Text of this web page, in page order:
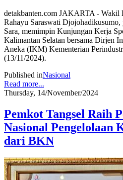
detakbanten.com JAKARTA -
Rahayu Saraswati
Sara, memimpin Kunjungan Kerja
Kalimantan Selatan bersama Dirjen
Aneka (IKM) Kementerian
(13/11/2024).
Published inNasional
Read more...
Thursday, 14/November/2024
Pemkot Tangsel Raih
Nasional Pengelolaan
dari BKN